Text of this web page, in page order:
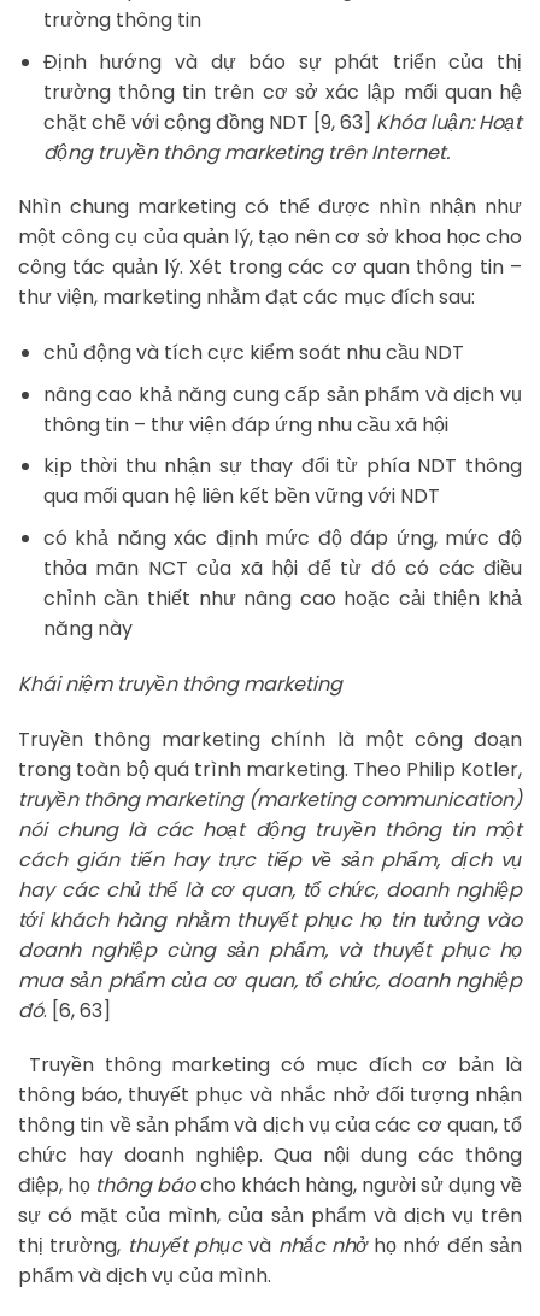
trường thông tin
Định hướng và dự báo sự phát triển của thị
trường thông tin trên cơ sở xác lập mối quan hệ
chặt chẽ với cộng đồng NDT [9, 63] Khóa luận: Hoạt
động truyền thông marketing trên Internet.
Nhìn chung marketing có thể được nhìn nhận như
một công cụ của quản lý, tạo nên cơ sở khoa học cho
công tác quản lý. Xét trong các cơ quan thông tin –
thư viện, marketing nhằm đạt các mục đích sau:
chủ động và tích cực kiểm soát nhu cầu NDT
nâng cao khả năng cung cấp sản phẩm và dịch vụ
thông tin – thư viện đáp ứng nhu cầu xã hội
kịp thời thu nhận sự thay đổi từ phía NDT thông
qua mối quan hệ liên kết bền vững với NDT
có khả năng xác định mức độ đáp ứng, mức độ
thỏa mãn NCT của xã hội để từ đó có các điều
chỉnh cần thiết như nâng cao hoặc cải thiện khả
năng này
Khái niệm truyền thông marketing
Truyền thông marketing chính là một công đoạn
trong toàn bộ quá trình marketing. Theo Philip Kotler,
truyền thông marketing (marketing communication)
nói chung là các hoạt động truyền thông tin một
cách gián tiến hay trực tiếp về sản phẩm, dịch vụ
hay các chủ thể là cơ quan, tổ chức, doanh nghiệp
tới khách hàng nhằm thuyết phục họ tin tưởng vào
doanh nghiệp cùng sản phẩm, và thuyết phục họ
mua sản phẩm của cơ quan, tổ chức, doanh nghiệp
đó. [6, 63]
Truyền thông marketing có mục đích cơ bản là
thông báo, thuyết phục và nhắc nhở đối tượng nhận
thông tin về sản phẩm và dịch vụ của các cơ quan, tổ
chức hay doanh nghiệp. Qua nội dung các thông
điệp, họ thông báocho khách hàng, người sử dụng về
sự có mặt của mình, của sản phẩm và dịch vụ trên
thị trường, thuyết phụcvà nhắc nhởhọ nhớ đến sản
phẩm và dịch vụ của mình.